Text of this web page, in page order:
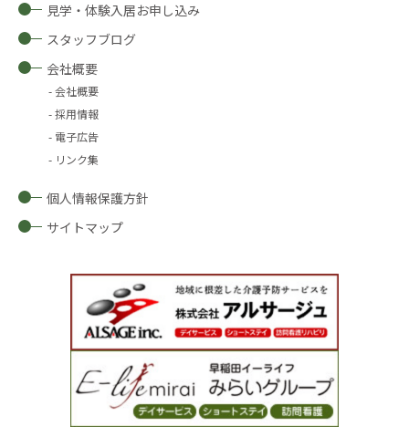
見学・体験入居お申し込み
スタッフブログ
会社概要
会社概要
採用情報
電子広告
リンク集
個人情報保護方針
サイトマップ